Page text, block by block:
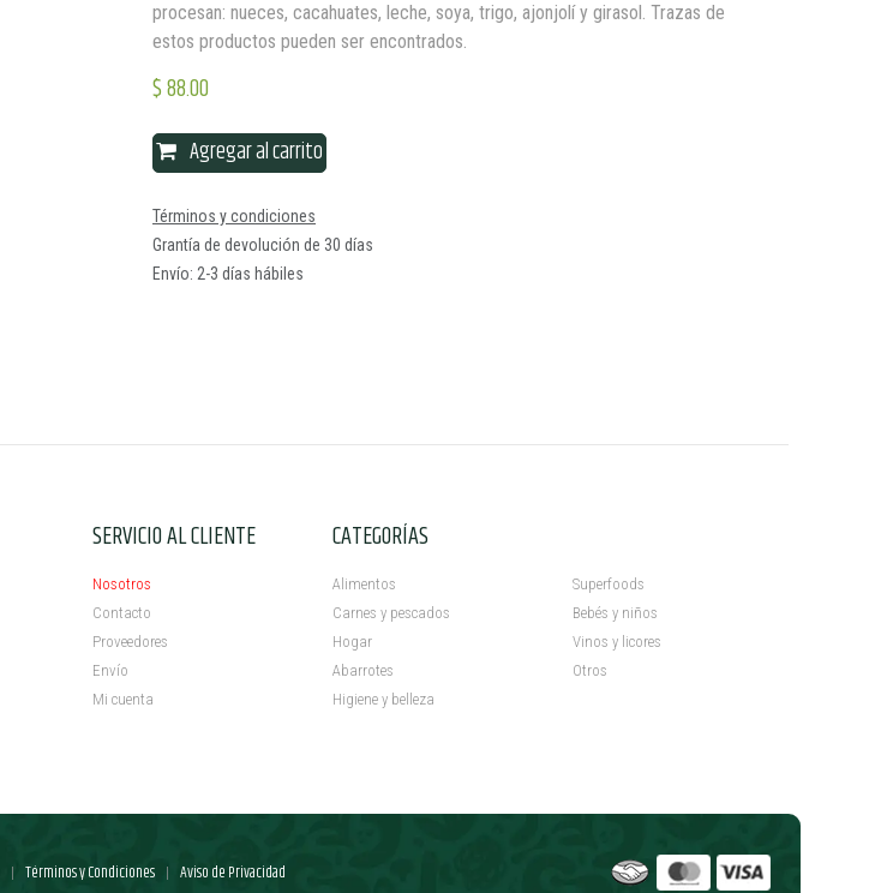
procesan: nueces, cacahuates, leche, soya, trigo, ajonjolí y girasol. Trazas de
estos productos pueden ser encontrados.
$88.00
Agregar al carrito
Términos y condiciones
Grantía de devolución de 30 días
Envío: 2-3 días hábiles
SERVICIO AL CLIENTE
Nosotros
Contacto
Proveedores
Envío
Mi cuenta ​
CATEGORÍAS
Alimentos
Carnes y pescados
Hogar
Abarrotes
Higiene y belleza
Superfoods
Bebés y niños
Vinos y licores
Otros
| Términos y Condiciones | Aviso de Privacidad